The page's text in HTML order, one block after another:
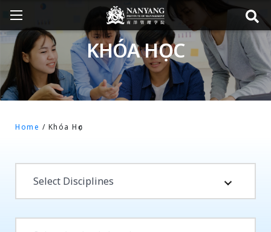
KHÓA HỌC
Home / Khóa Học